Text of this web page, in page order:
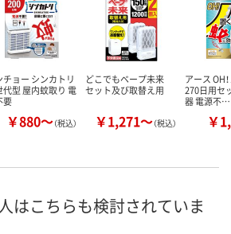
チョー シンカトリ
代型 屋内蚊取り 電
要
￥880～（税込）
どこでもベープ未来
セット及び取替え用
￥1,271～（税込）
アース OH
270日用セ
器 電源不…
￥
はこちらも検討されていま